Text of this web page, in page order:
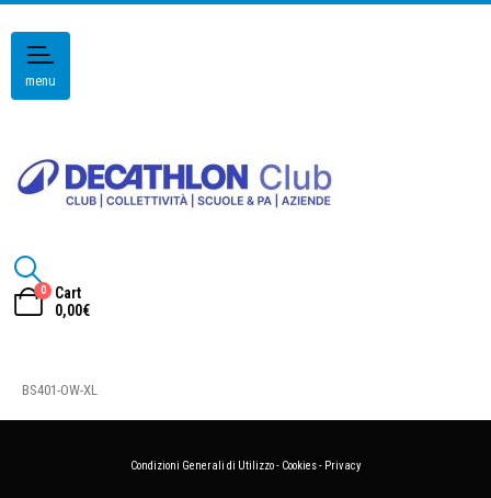
menu
0
Cart
0,00€
BS401-OW-XL
Condizioni Generali di Utilizzo- Cookies- Privacy